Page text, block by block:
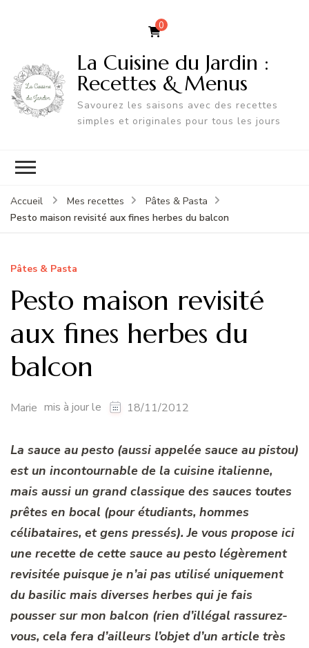
0
La Cuisine du Jardin :
Recettes & Menus
Savourez les saisons avec des recettes
simples et originales pour tous les jours
Accueil Mes recettes
Pâtes & Pasta
Pesto maison revisité aux fines herbes du balcon
Pâtes & Pasta
Pesto maison revisité
aux fines herbes du
balcon
Marie mis à jour le 18/11/2012
La sauce au pesto (aussi appelée sauce au pistou)
est un incontournable de la cuisine italienne,
mais aussi un grand classique des sauces toutes
prêtes en bocal (pour étudiants, hommes
célibataires, et gens pressés). Je vous propose ici
une recette de cette sauce au pesto légèrement
revisitée puisque je n’ai pas utilisé uniquement
du basilic mais diverses herbes qui je fais
pousser sur mon balcon (rien d’illégal rassurez-
vous, cela fera d’ailleurs l’objet d’un article très